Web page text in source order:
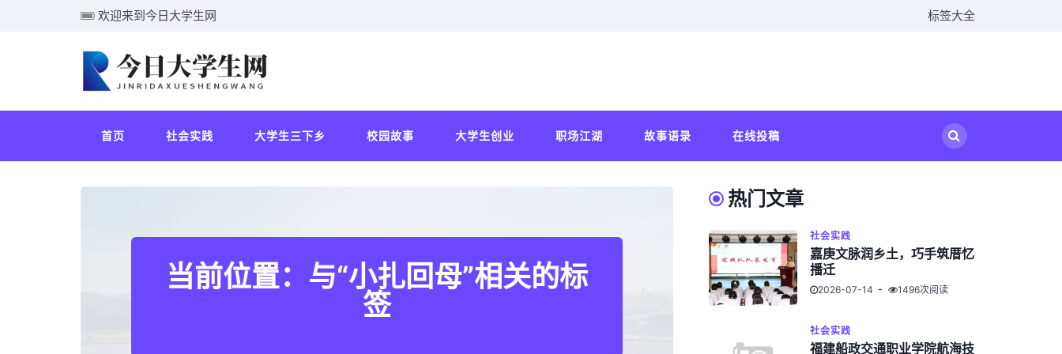
欢迎来到今日大学生网 标签大全
首页 社会实践 大学生三下乡 校园故事 大学生创业 职场江湖 故事语录 在线投稿
当前位置：与“小扎回母”相关的标
签
热门文章
社会实践
嘉庚文脉润乡土，巧手筑厝忆
播迁
2026-07-14 1496次阅读
社会实践
福建船政交通职业学院航海技